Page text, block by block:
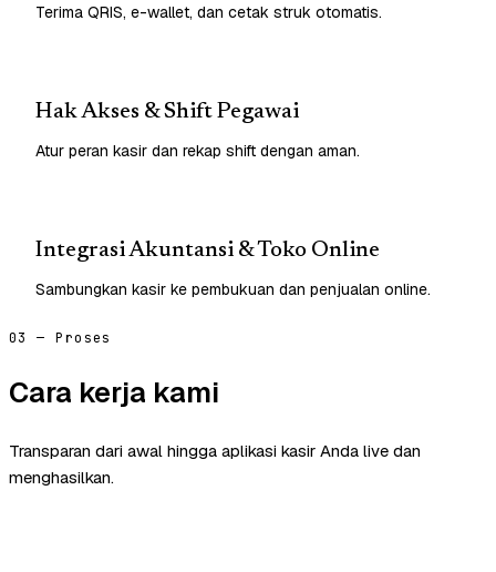
Terima QRIS, e-wallet, dan cetak struk otomatis.
Hak Akses & Shift Pegawai
Atur peran kasir dan rekap shift dengan aman.
Integrasi Akuntansi & Toko Online
Sambungkan kasir ke pembukuan dan penjualan online.
03 — Proses
Cara kerja kami
Transparan dari awal hingga aplikasi kasir Anda live dan
menghasilkan.